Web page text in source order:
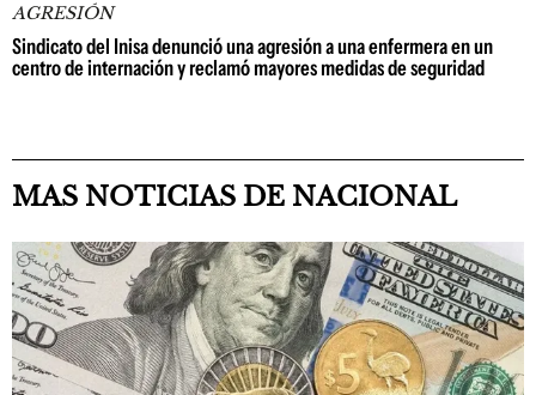
AGRESIÓN
Sindicato del Inisa denunció una agresión a una enfermera en un
centro de internación y reclamó mayores medidas de seguridad
MAS NOTICIAS DE NACIONAL